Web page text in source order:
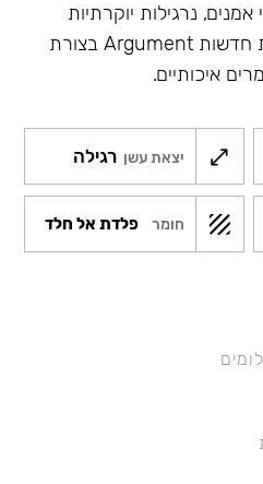
נרגילות יוקרתיות
מסדרה Fibonacci ונרגילות חדשות Argument בצורת
איכותיים.
יצאת עשן רגילה
חומר פלדת אל חלד